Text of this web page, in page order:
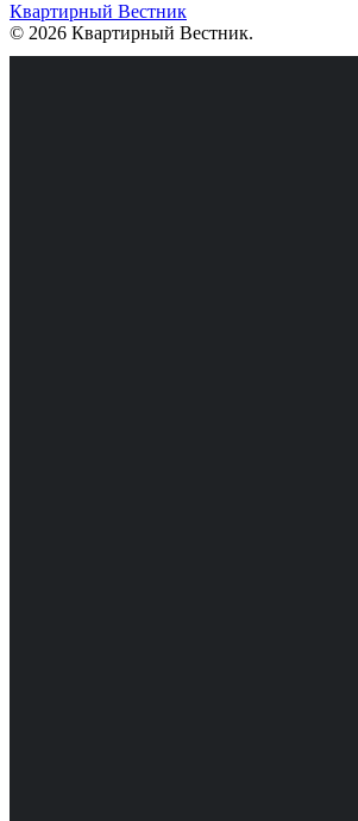
Квартирный Вестник
© 2026 Квартирный Вестник.